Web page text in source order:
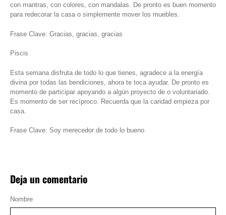
con mantras, con colores, con mandalas. De pronto es buen momento
para redecorar la casa o simplemente mover los muebles.
Frase Clave: Gracias, gracias, gracias
Piscis
Esta semana disfruta de todo lo que tienes, agradece a la energía
divina por todas las bendiciones, ahora te toca ayudar. De pronto es
momento de participar apoyando a algún proyecto de o voluntariado.
Es momento de ser recíproco. Recuerda que la caridad empieza por
casa.
Frase Clave: Soy merecedor de todo lo bueno
Deja un comentario
Nombre